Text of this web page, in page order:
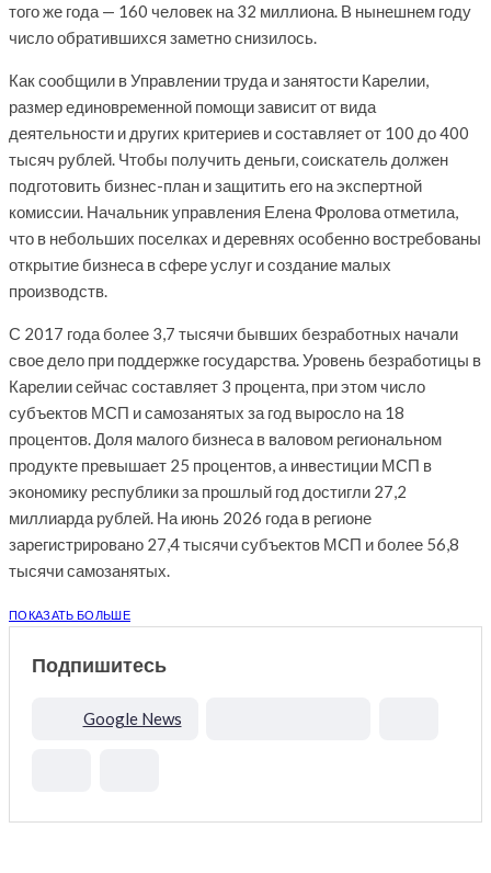
того же года — 160 человек на 32 миллиона. В нынешнем году
число обратившихся заметно снизилось.
Как сообщили в Управлении труда и занятости Карелии,
размер единовременной помощи зависит от вида
деятельности и других критериев и составляет от 100 до 400
тысяч рублей. Чтобы получить деньги, соискатель должен
подготовить бизнес-план и защитить его на экспертной
комиссии. Начальник управления Елена Фролова отметила,
что в небольших поселках и деревнях особенно востребованы
открытие бизнеса в сфере услуг и создание малых
производств.
С 2017 года более 3,7 тысячи бывших безработных начали
свое дело при поддержке государства. Уровень безработицы в
Карелии сейчас составляет 3 процента, при этом число
субъектов МСП и самозанятых за год выросло на 18
процентов. Доля малого бизнеса в валовом региональном
продукте превышает 25 процентов, а инвестиции МСП в
экономику республики за прошлый год достигли 27,2
миллиарда рублей. На июнь 2026 года в регионе
зарегистрировано 27,4 тысячи субъектов МСП и более 56,8
тысячи самозанятых.
ПОКАЗАТЬ БОЛЬШЕ
Подпишитесь
Google News